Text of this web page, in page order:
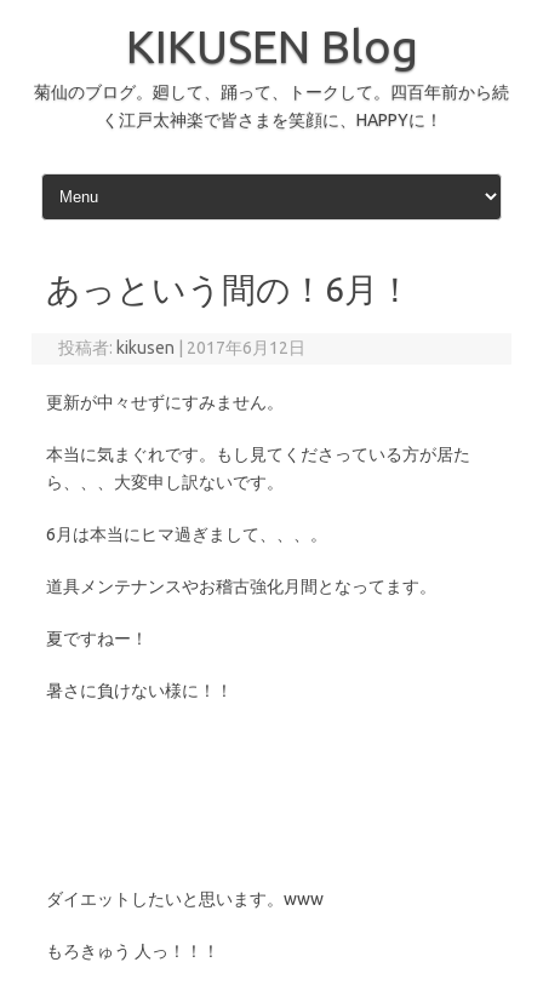
へ
KIKUSEN Blog
菊仙のブログ。廻して、踊って、トークして。四百年前から続
く江戸太神楽で皆さまを笑顔に、HAPPYに！
あっという間の！6月！
投稿者: kikusen 2017年6月12日
更新が中々せずにすみません。
本当に気まぐれです。もし見てくださっている方が居た
ら、、、大変申し訳ないです。
6月は本当にヒマ過ぎまして、、、。
道具メンテナンスやお稽古強化月間となってます。
夏ですねー！
暑さに負けない様に！！
ダイエットしたいと思います。www
もろきゅう 人っ！！！